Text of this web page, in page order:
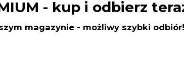
- kup i odbierz
magazynie - możliwy szybki odbiór!